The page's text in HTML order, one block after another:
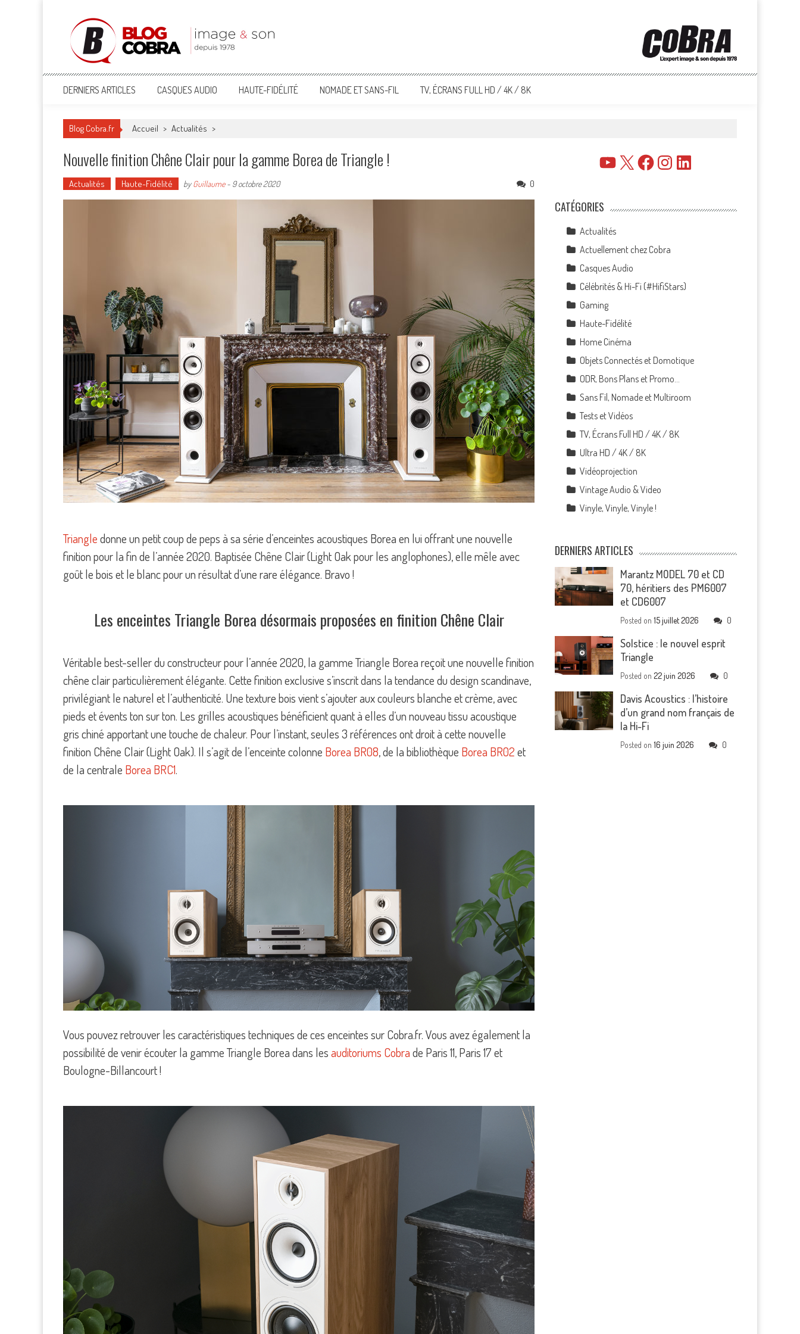
Blog Cobra
Toute l'actu Image & Son !
DERNIERS ARTICLES CASQUES AUDIO HAUTE-FIDÉLITÉ NOMADE ET SANS-FIL TV, ÉCRANS FULL HD / 4K / 8K
Blog Cobra.fr Accueil > Actualités >
Nouvelle finition Chêne Clair pour la gamme Borea de Triangle !
Actualités Haute-Fidélité byGuillaume- 9 octobre 2020 0
Triangledonne un petit coup de peps à sa série d’enceintes acoustiques Borea en lui offrant une nouvelle
finition pour la fin de l’année 2020. Baptisée Chêne Clair (Light Oak pour les anglophones), elle mêle avec
goût le bois et le blanc pour un résultat d’une rare élégance. Bravo !
Les enceintes Triangle Borea désormais proposées en finition Chêne Clair
Véritable best-seller du constructeur pour l’année 2020, la gamme Triangle Borea reçoit une nouvelle finition
chêne clair particulièrement élégante. Cette finition exclusive s’inscrit dans la tendance du design scandinave,
privilégiant le naturel et l’authenticité. Une texture bois vient s’ajouter aux couleurs blanche et crème, avec
pieds et évents ton sur ton. Les grilles acoustiques bénéficient quant à elles d’un nouveau tissu acoustique
gris chiné apportant une touche de chaleur. Pour l’instant, seules 3 références ont droit à cette nouvelle
finition Chêne Clair (Light Oak). Il s’agit de l’enceinte colonne Borea BR08, de la bibliothèque Borea BR02et
de la centrale Borea BRC1.
Vous pouvez retrouver les caractéristiques techniques de ces enceintes sur Cobra.fr. Vous avez également la
possibilité de venir écouter la gamme Triangle Borea dans lesauditoriums Cobrade Paris 11, Paris 17 et
Boulogne-Billancourt !
YouTube
X FacebookInstagramLinkedIn
CATÉGORIES
Actualités
Actuellement chez Cobra
Casques Audio
Célébrités & Hi-Fi (#HifiStars)
Gaming
Haute-Fidélité
Home Cinéma
Objets Connectés et Domotique
ODR, Bons Plans et Promo…
Sans Fil, Nomade et Multiroom
Tests et Vidéos
TV, Écrans Full HD / 4K / 8K
Ultra HD / 4K / 8K
Vidéoprojection
Vintage Audio & Video
Vinyle, Vinyle, Vinyle !
DERNIERS ARTICLES
Marantz MODEL 70 et CD
70, héritiers des PM6007
et CD6007
Posted on15 juillet 2026 0
Solstice : le nouvel esprit
Triangle
Posted on22 juin 2026 0
Davis Acoustics : l’histoire
d’un grand nom français de
la Hi-Fi
Posted on16 juin 2026 0